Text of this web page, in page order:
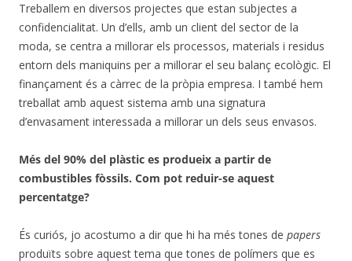
Treballem en diversos projectes que estan subjectes a
confidencialitat. Un d’ells, amb un client del sector de la
moda, se centra a millorar els processos, materials i residus
entorn dels maniquins per a millorar el seu balanç ecològic. El
finançament és a càrrec de la pròpia empresa. I també hem
treballat amb aquest sistema amb una signatura
d’envasament interessada a millorar un dels seus envasos.
Més del 90% del plàstic es produeix a partir de
combustibles fòssils. Com pot reduir-se aquest
percentatge?
És curiós, jo acostumo a dir que hi ha més tones de papers
produïts sobre aquest tema que tones de polímers que es